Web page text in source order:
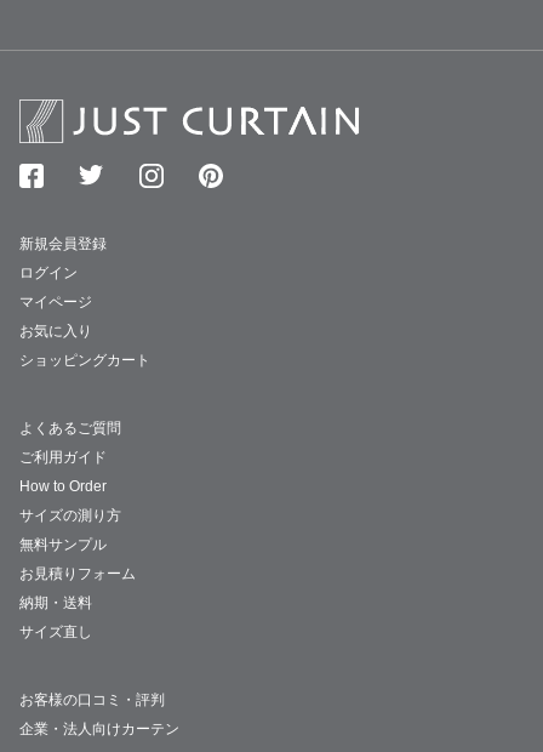
新規会員登録
ログイン
マイページ
お気に入り
ショッピングカート
よくあるご質問
ご利用ガイド
How to Order
サイズの測り方
無料サンプル
お見積りフォーム
納期・送料
サイズ直し
お客様の口コミ・評判
企業・法人向けカーテン